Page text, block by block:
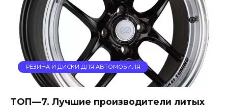
РЕЗИНА И ДИСКИ ДЛЯ АВТОМОБИЛЯ
ТОП—7. Лучшие производители литых